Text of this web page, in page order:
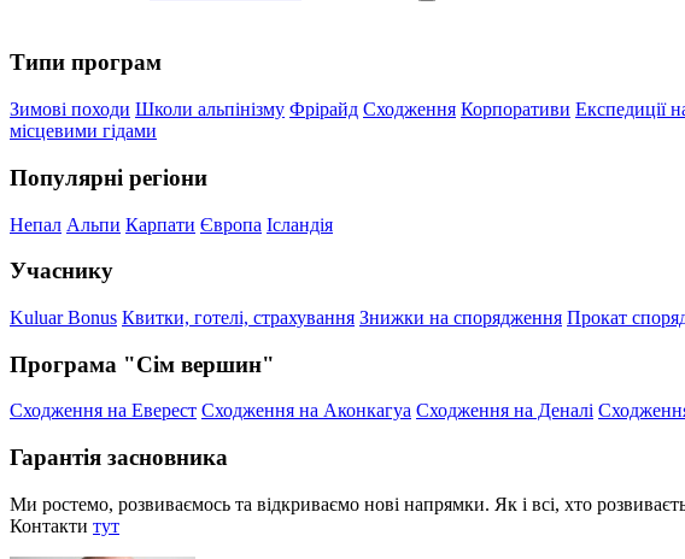
Типи програм
Зимові походи Школи альпінізму Фрірайд Сходження Корпоративи Експедиції
місцевими гідами
Популярні регіони
Непал Альпи Карпати Європа Ісландія
Учаснику
Kuluar Bonus Квитки, готелі, страхування Знижки на спорядження Прокат
Програма "Сім вершин"
Сходження на Еверест Сходження на Аконкагуа Сходження на Деналі
Гарантія засновника
Ми ростемо, розвиваємось та відкриваємо нові напрямки. Як і всі, хто
Контакти тут